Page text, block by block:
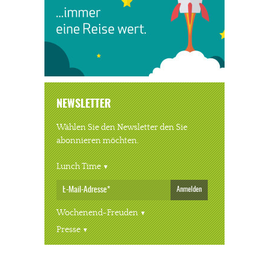
« ALLE VERANSTALTUNGEN
NEWSLETTER
Wählen Sie den Newsletter den Sie
abonnieren möchten.
Lunch Time
Anmelden
Wochenend-Freuden
Presse